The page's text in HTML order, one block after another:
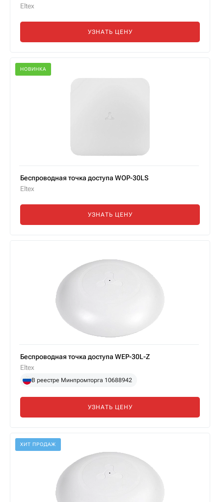
Eltex
УЗНАТЬ ЦЕНУ
НОВИНКА
Беспроводная точка доступа WOP-30LS
Eltex
УЗНАТЬ ЦЕНУ
Беспроводная точка доступа WEP-30L-Z
Eltex
В реестре Минпромторга 10688942
УЗНАТЬ ЦЕНУ
ХИТ ПРОДАЖ